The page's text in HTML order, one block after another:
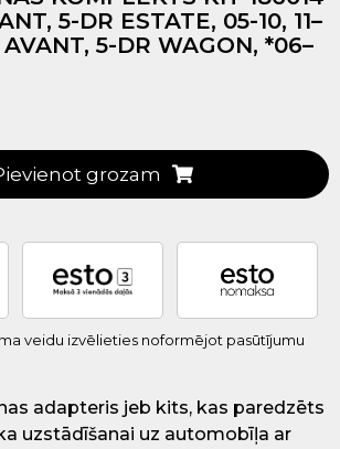
5-DR ESTATE, 05-10, 11–
5-DR WAGON, *06–
grozam
veidu izvēlieties noformējot pasūtījumu
adapteris jeb kits, kas paredzēts
uzstādīšanai uz automobīļa ar